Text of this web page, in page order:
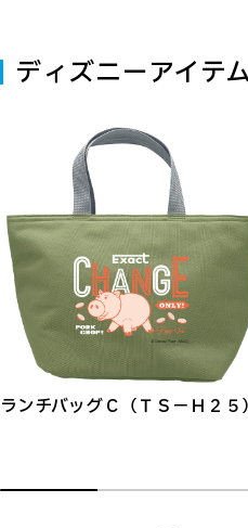
ディズニーアイテ
ランチバッグＣ（ＴＳ－Ｈ２５）